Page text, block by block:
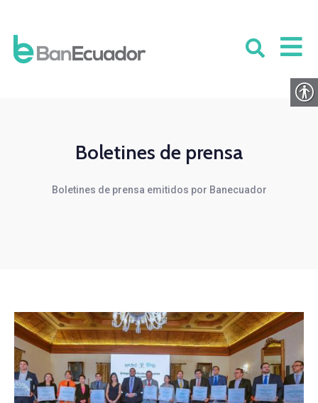
Boletines de prensa
Boletines de prensa emitidos por Banecuador